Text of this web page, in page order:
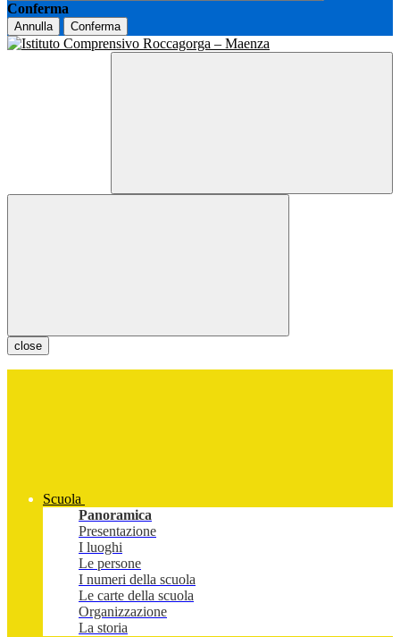
Conferma
Annulla Conferma
close
Scuola
Panoramica
Presentazione
I luoghi
Le persone
I numeri della scuola
Le carte della scuola
Organizzazione
La storia